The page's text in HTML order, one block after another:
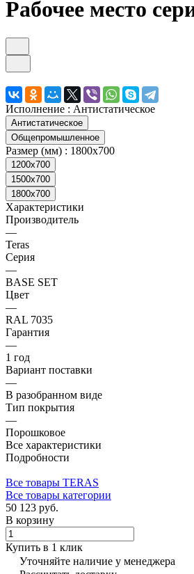
Рабочее место
Исполнение : Антистатическое
Антистатическое
Общепромышленное
Размер (мм) : 1800x700
1200x700
1500x700
1800x700
Характеристики
Производитель
—
Teras
Серия
—
BASE SET
Цвет
—
RAL 7035
Гарантия
—
1 год
Вариант поставки
—
В разобранном виде
Тип покрытия
—
Порошковое
Все характеристики
Подробности
Все товары TERAS
Все товары категории
50 123 руб.
В корзину
Купить в 1 клик
Уточняйте наличие у менеджера